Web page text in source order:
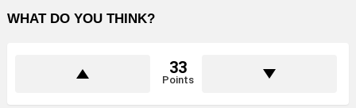
WHAT DO YOU THINK?
33
Points